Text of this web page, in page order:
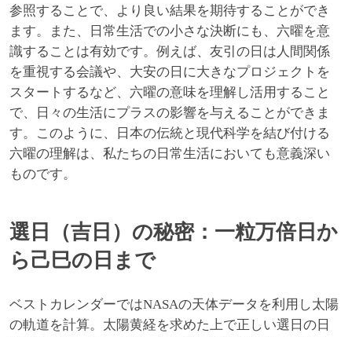
参照することで、より良い結果を期待することができ
ます。また、日常生活での小さな決断にも、六曜を意
識することは有効です。例えば、友引の日は人間関係
を重視する会議や、大安の日に大きなプロジェクトを
スタートするなど、六曜の意味を理解し活用すること
で、日々の生活にプラスの影響を与えることができま
す。このように、日本の伝統と現代科学を結び付ける
六曜の理解は、私たちの日常生活においても意義深い
ものです。
選日（吉日）の秘密：一粒万倍日か
ら己巳の日まで
ベストカレンダーではNASAの天体データを利用し太陽
の軌道を計算。太陽黄経を求めた上で正しい選日の日